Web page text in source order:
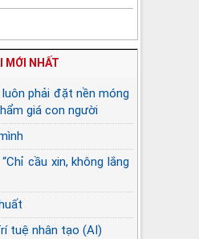
MỚI NHẤT
phải đặt nền móng
giá con người
cầu xin, không lắng
tuệ nhân tạo (AI)